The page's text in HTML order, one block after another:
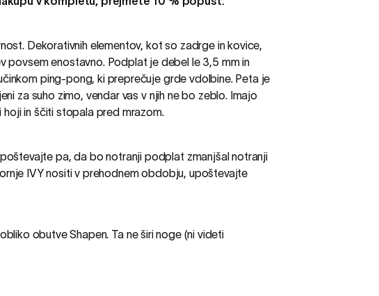
Dekorativnih elementov, kot so zadrge in kovice,
enostavno. Podplat je debel le 3,5 mm in
ping-pong, ki preprečuje grde vdolbine. Peta je
za suho zimo, vendar vas v njih ne bo zeblo. Imajo
in ščiti stopala pred mrazom.
pa, da bo notranji podplat zmanjšal notranji
IVY nositi v prehodnem obdobju, upoštevajte
obutve Shapen. Ta ne širi noge (ni videti